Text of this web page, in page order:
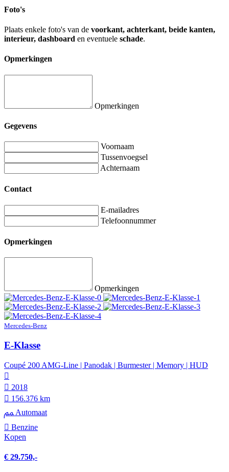
Foto's
Plaats enkele foto's van de voorkant, achterkant, beide kanten,
interieur, dashboard en eventuele schade.
Opmerkingen
Opmerkingen
Gegevens
Voornaam
Tussenvoegsel
Achternaam
Contact
E-mailadres
Telefoonnummer
Opmerkingen
Opmerkingen
Mercedes-Benz
E-Klasse
Coupé 200 AMG-Line | Panodak | Burmester | Memory | HUD
2018
156.376 km
Automaat
Benzine
Kopen
€ 29.750,-